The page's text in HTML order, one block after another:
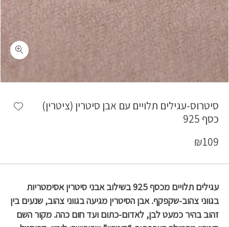
סיטרוס-עגילים תלויים עם אבן סיטרין (ציטרין)
כסף 925
₪109
עגילים תלויים מכסף 925 בשילוב אבני סיטרין אסימטריות
בגווני צהוב-שקפקף. אבן הסיטרין מגיעה בגווני צהוב, שנעים בין
זהוב בהיר כמעט לבן, לאדום-כתום ועד חום כהה. מקור השם